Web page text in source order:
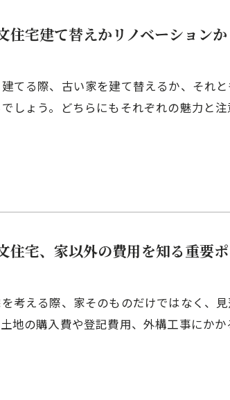
住宅建て替えかリノベーション
てる際、古い家を建て替えるか、それ
しょう。どちらにもそれぞれの魅力と
住宅、家以外の費用を知る重要
考える際、家そのものだけではなく、
地の購入費や登記費用、外構工事にか